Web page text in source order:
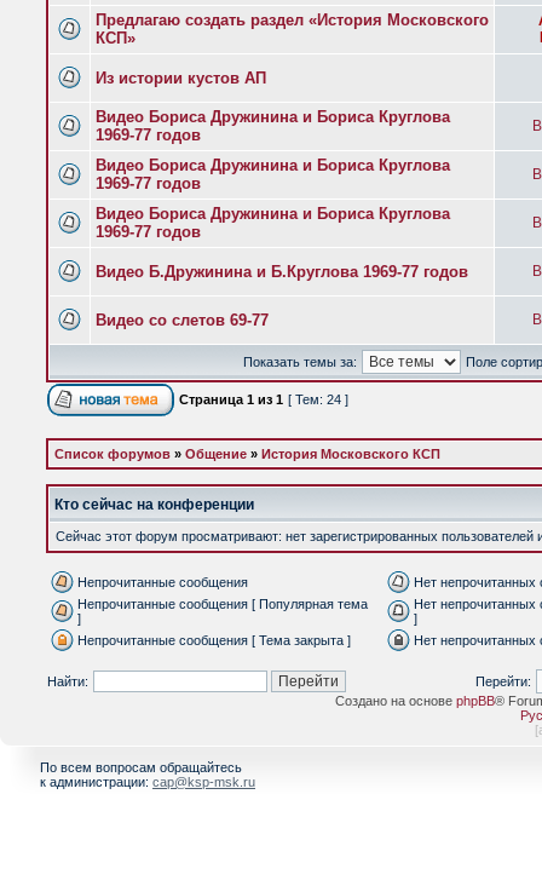
Предлагаю создать раздел «История Московского
КСП»
Из истории кустов АП
Видео Бориса Дружинина и Бориса Круглова
1969-77 годов
Видео Бориса Дружинина и Бориса Круглова
1969-77 годов
Видео Бориса Дружинина и Бориса Круглова
1969-77 годов
Видео Б.Дружинина и Б.Круглова 1969-77 годов
Видео со слетов 69-77
Показать темы за: Поле
Страница 1 из 1 [ Тем: 24 ]
Список форумов » Общение » История Московского КСП
Кто сейчас на конференции
Сейчас этот форум просматривают: нет зарегистрированных пользователей
Непрочитанные сообщения
Нет непрочитанных
Непрочитанные сообщения [ Популярная тема
]
Нет
]
Непрочитанные сообщения [ Тема закрыта ]
Нет непрочитанных
Найти:
Перейти:
Создано на основе phpBB®
[
По всем вопросам обращайтесь
к администрации: cap@ksp-msk.ru